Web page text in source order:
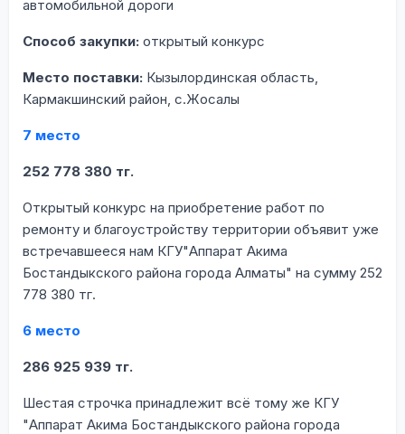
автомобильной дороги
Способ закупки: открытый конкурс
Место поставки: Кызылординская область,
Кармакшинский район, с.Жосалы
7 место
252 778 380 тг.
Открытый конкурс на приобретение работ по
ремонту и благоустройству территории объявит уже
встречавшееся нам КГУ"Аппарат Акима
Бостандыкского района города Алматы" на сумму 252
778 380 тг.
6 место
286 925 939 тг.
Шестая строчка принадлежит всё тому же КГУ
"Аппарат Акима Бостандыкского района города